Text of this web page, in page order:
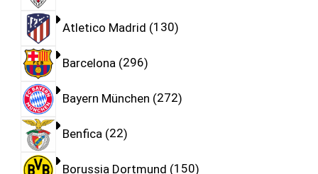
Atletico Madrid 130
Barcelona 296
Bayern München 272
Benfica 22
Borussia Dortmund 150